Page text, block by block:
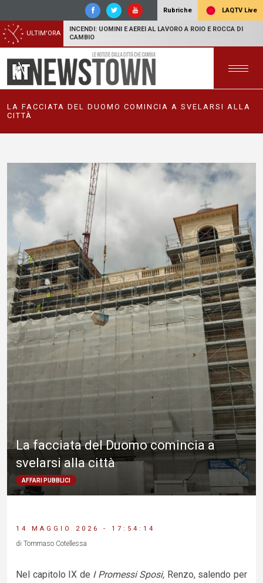
Rubriche LAQTV Live
ULTIM'ORA
INCENDI: UOMINI E AEREI AL LAVORO A ROIO E ROCCA DI
CAMBIO
LA FACCIATA DEL DUOMO COMINCIA A SVELARSI ALLA
CITTÀ
La facciata del Duomo comincia a
svelarsi alla città
AFFARI PUBBLICI
14 MAGGIO 2026 - 17:54:14
di Tommaso Cotellessa
Nel capitolo IX de I Promessi Sposi, Renzo, salendo per